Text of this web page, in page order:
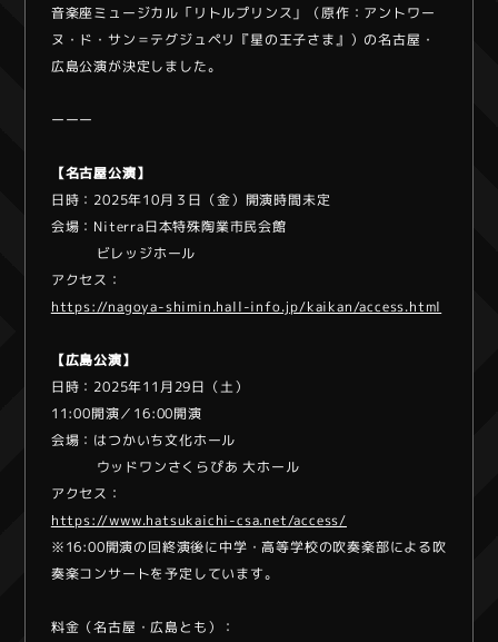
音楽座ミュージカル「リトルプリンス」（原作：アントワー
ヌ・ド・サン＝テグジュペリ『星の王子さま』）の名古屋・
広島公演が決定しました。
ーーー
【名古屋公演】
日時：2025年10月３日（金）開演時間未定
会場：Niterra日本特殊陶業市民会館
ビレッジホール
アクセス：
https://nagoya-shimin.hall-info.jp/kaikan/access.html
【広島公演】
日時：2025年11月29日（土）
11:00開演／16:00開演
会場：はつかいち文化ホール
ウッドワンさくらぴあ 大ホール
アクセス：
https://www.hatsukaichi-csa.net/access/
※16:00開演の回終演後に中学・高等学校の吹奏楽部による吹
奏楽コンサートを予定しています。
料金（名古屋・広島とも）：